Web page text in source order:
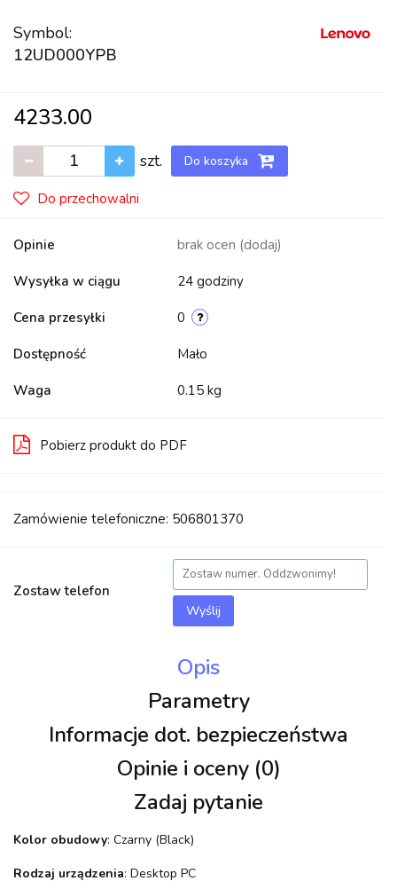
Symbol:
12UD000YPB
4233.00
szt. Do koszyka
Do przechowalni
Opinie brak ocen (dodaj)
Wysyłka w ciągu 24 godziny
Cena przesyłki 0
Dostępność Mało
Waga 0.15 kg
Pobierz produkt do PDF
Zamówienie telefoniczne: 506801370
Zostaw telefon
Wyślij
Opis
Parametry
Informacje dot. bezpieczeństwa
Opinie i oceny (0)
Zadaj pytanie
Kolor obudowy: Czarny (Black)
Rodzaj urządzenia: Desktop PC